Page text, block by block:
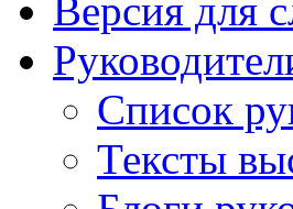
Версия для
Список
Тексты